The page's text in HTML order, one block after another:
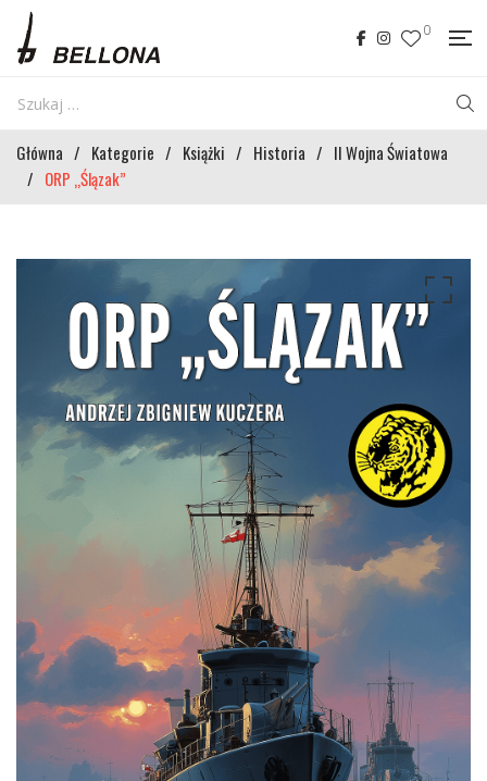
0
Główna / Kategorie / Książki / Historia / II Wojna Światowa
/ ORP „Ślązak”